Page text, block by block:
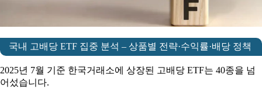
국내 고배당 ETF 집중 분석 – 상품별 전략·수익률·배당 정책
2025년 7월 기준 한국거래소에 상장된 고배당 ETF는 40종을 넘
어섰습니다.